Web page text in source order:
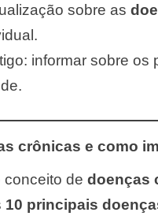
sobre as
informar sobre
crônicas e como
conceito de doenças
10 principais